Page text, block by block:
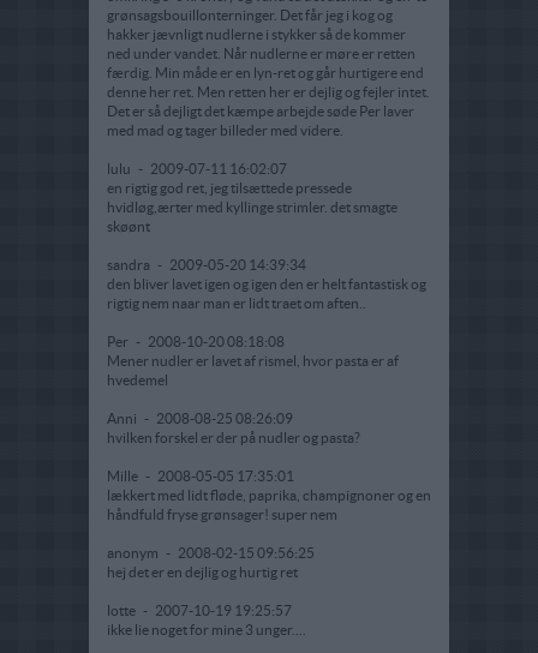
grønsagsbouillonterninger. Det får jeg i kog og
hakker jævnligt nudlerne i stykker så de kommer
ned under vandet. Når nudlerne er møre er retten
færdig. Min måde er en lyn-ret og går hurtigere end
denne her ret. Men retten her er dejlig og fejler intet.
Det er så dejligt det kæmpe arbejde søde Per laver
med mad og tager billeder med videre.
lulu - 2009-07-11 16:02:07
en rigtig god ret, jeg tilsættede pressede
hvidløg,ærter med kyllinge strimler. det smagte
skøønt
sandra - 2009-05-20 14:39:34
den bliver lavet igen og igen den er helt fantastisk og
rigtig nem naar man er lidt traet om aften..
Per - 2008-10-20 08:18:08
Mener nudler er lavet af rismel, hvor pasta er af
hvedemel
Anni - 2008-08-25 08:26:09
hvilken forskel er der på nudler og pasta?
Mille - 2008-05-05 17:35:01
lækkert med lidt fløde, paprika, champignoner og en
håndfuld fryse grønsager! super nem
anonym - 2008-02-15 09:56:25
hej det er en dejlig og hurtig ret
lotte - 2007-10-19 19:25:57
ikke lie noget for mine 3 unger....